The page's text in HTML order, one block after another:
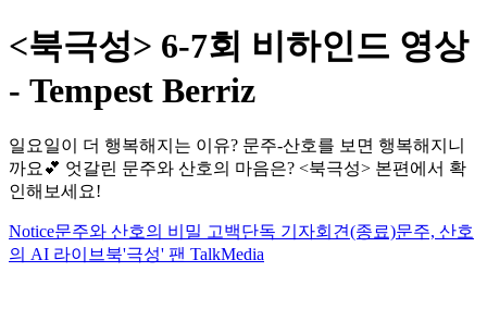
<북극성> 6-7회 비하인드 영상
- Tempest Berriz
일요일이 더 행복해지는 이유? 문주-산호를 보면 행복해지니
까요💕 엇갈린 문주와 산호의 마음은? <북극성> 본편에서 확
인해보세요!
Notice문주와 산호의 비밀 고백단독 기자회견(종료)문주, 산호
의 AI 라이브 북'극성' 팬 TalkMedia